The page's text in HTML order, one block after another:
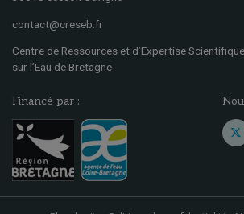
contact@creseb.fr
Centre de Ressources et d’Expertise Scientifique
sur l’Eau de Bretagne
Financé par :